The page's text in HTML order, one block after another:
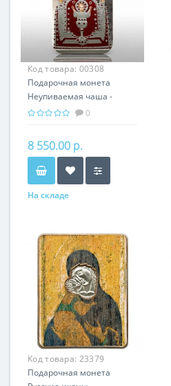
Код товара: 00308
Подарочная монета
Неупиваемая чаша -
Икона серебро 31.10 гр
0
8 550.00 р.
На складе
Код товара: 23379
Подарочная монета